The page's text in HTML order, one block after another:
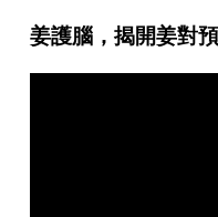
姜護腦，揭開姜對